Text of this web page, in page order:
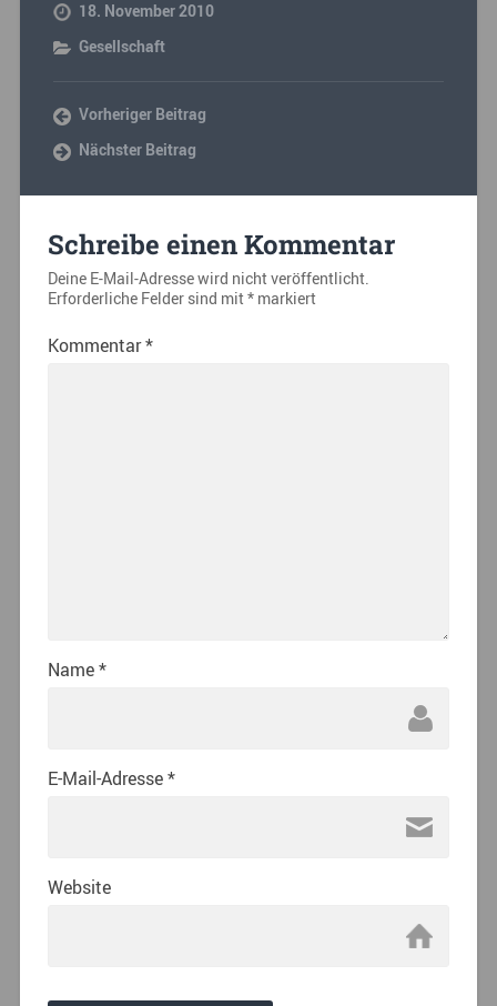
18. November 2010
Gesellschaft
Vorheriger Beitrag
Nächster Beitrag
Schreibe einen Kommentar
Deine E-Mail-Adresse wird nicht veröffentlicht.
Erforderliche Felder sind mit*markiert
Kommentar*
Name*
E-Mail-Adresse*
Website